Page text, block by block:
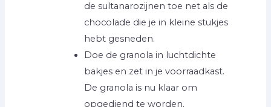
de sultanarozijnen toe net als de
chocolade die je in kleine stukjes
hebt gesneden.
Doe de granola in luchtdichte
bakjes en zet in je voorraadkast.
De granola is nu klaar om
opgediend te worden.